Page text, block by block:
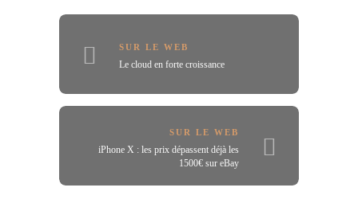
SUR LE WEB
Le cloud en forte croissance
SUR LE WEB
iPhone X : les prix dépassent déjà les
1500€ sur eBay